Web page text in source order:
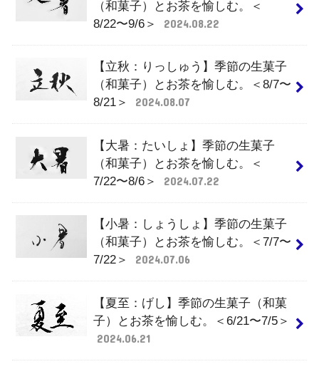
（和菓子）とお茶を愉しむ。＜
8/22〜9/6＞
2024.08.22
【立秋：りっしゅう】季節の生菓子
（和菓子）とお茶を愉しむ。＜8/7〜
8/21＞
2024.08.07
【大暑：たいしょ】季節の生菓子
（和菓子）とお茶を愉しむ。＜
7/22〜8/6＞
2024.07.22
【小暑：しょうしょ】季節の生菓子
（和菓子）とお茶を愉しむ。＜7/7〜
7/22＞
2024.07.06
【夏至：げし】季節の生菓子（和菓
子）とお茶を愉しむ。＜6/21〜7/5＞
2024.06.21